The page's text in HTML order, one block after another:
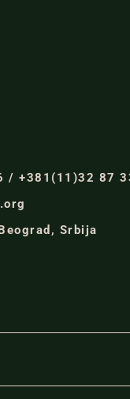
/ +381(11)32 87
Srbija